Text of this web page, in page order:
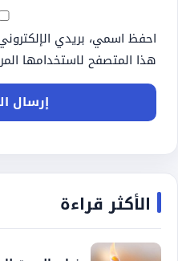
احفظ اسمي، بريدي
هذا المتصفح لاستخدامها
الأكثر قراءة